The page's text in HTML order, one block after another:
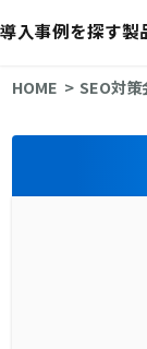
導入事例を探す製
HOME SEO対策